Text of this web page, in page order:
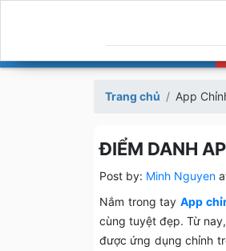
Trang chủ App
ĐIỂM DANH
Post by: Minh Nguyen
Nắm trong tay App
cùng tuyệt đẹp. Từ
được ứng dụng chỉnh